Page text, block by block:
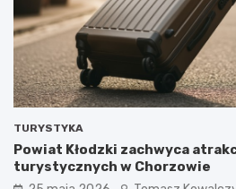
TURYSTYKA
Powiat Kłodzki zachwyca
turystycznych w Chorzowie